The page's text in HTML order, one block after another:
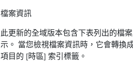
檔案資訊
此更新的全域版本包含下表列出的檔
示。 當您檢視檔案資訊時，它會轉換
項目的 [時區] 索引標籤。